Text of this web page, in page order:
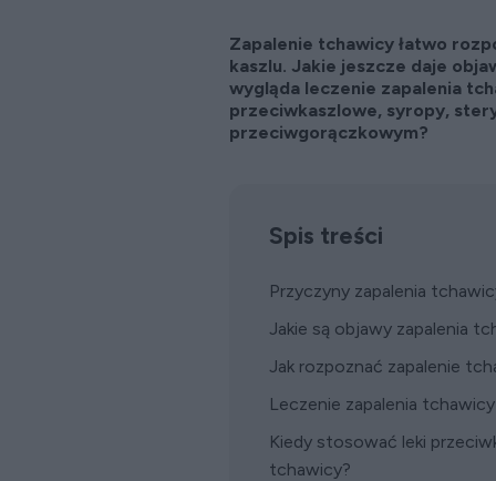
Zapalenie tchawicy łatwo
kaszlu. Jakie jeszcze daje
wygląda leczenie zapalenia
przeciwkaszlowe, syropy,
przeciwgorączkowym?
Spis treści
Przyczyny zapalenia
Jakie są objawy zapalenia
Jak rozpoznać zapalenie
Leczenie zapalenia tchawicy
Kiedy stosować leki
tchawicy?